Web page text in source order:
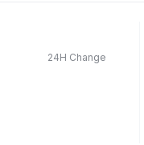
24H Change